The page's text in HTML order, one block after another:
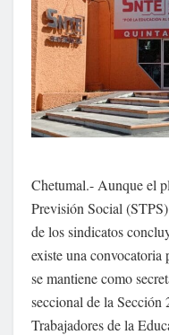
Chetumal.- Aunque el
Previsión Social
de los sindicatos
existe una convocatoria
se mantiene como
seccional de la
Trabajadores de la